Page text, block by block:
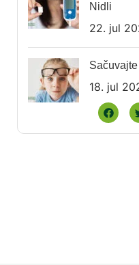
Nidli
22. jul
18. jul